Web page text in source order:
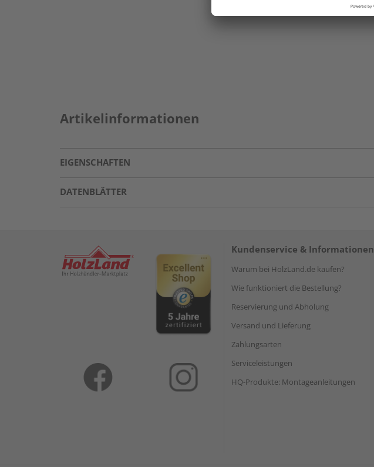
Artikelinformationen
EIGENSCHAFTEN
DATENBLÄTTER
Kundenservice & Informationen
Warum bei HolzLand.de kaufen?
Wie funktioniert die Bestellung?
Reservierung und Abholung
Versand und Lieferung
Zahlungsarten
Serviceleistungen
HQ-Produkte: Montageanleitungen